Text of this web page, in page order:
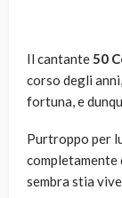
Il cantante50
corso degli
fortuna, e
Purtroppo per
sembra stia